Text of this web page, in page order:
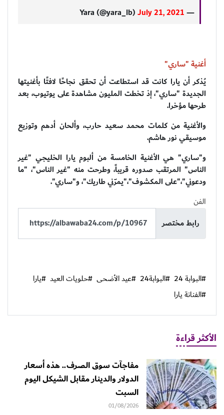
— Yara (@yara_lb)
July 21, 2021
أغنية "ساري"
يُذكر أن يارا كانت قد استطاعت أن تحقق نجاحًا لافتًا بأغنيتها
الجديدة "ساري"، إذ تخطت المليون مشاهدة على يوتيوب، بعد
طرحها مؤخرا.
والأغنية من كلمات محمد سعيد حارب، وألحان أدهم وتوزيع
موسيقي نور هاشم.
و"ساري" هي الأغنية الخامسة من ألبوم يارا الخليجي "غير
الناس" المرتقب صدوره قريباً، وطرحت منه "غير الناس"، "ما
ودعوني"،"على المكشوف"،"يمرّني طاريك"، و"ساري".
الفن
رابط مختصر
#البوابة 24 #البوابة24 #عيد الأضحى #حلويات العيد #يارا
#الفنانة يارا
الأكثر قراءة
مفاجآت سوق الصرف.. هذه أسعار
الدولار والدينار مقابل الشيكل اليوم
السبت
01/08/2026